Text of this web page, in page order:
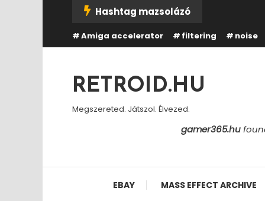
Content
Hashtag mazsolázó
Amiga accelerator filtering noise
RETROID.HU
Megszereted. Játszol. Élvezed.
gamer365.hu
EBAY MASS EFFECT ARCHIVE